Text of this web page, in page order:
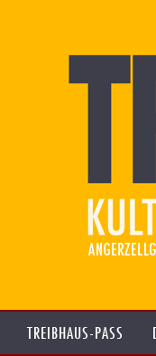
TREIBHAUS-PASS